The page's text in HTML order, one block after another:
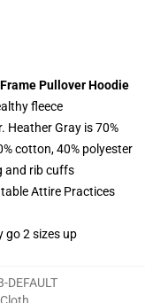
Pullover Hoodie
fleece
Heather Gray is 70%
cotton, 40% polyester
and rib cuffs
Attire Practices
go 2 sizes up
DEFAULT